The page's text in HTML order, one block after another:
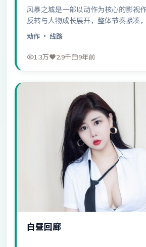
风暴之城是一部以动作为核心的影视
反转与人物成长展开，整体节奏紧凑
动作 · 线路
1.3万 2.9千 9年前
白昼回廊